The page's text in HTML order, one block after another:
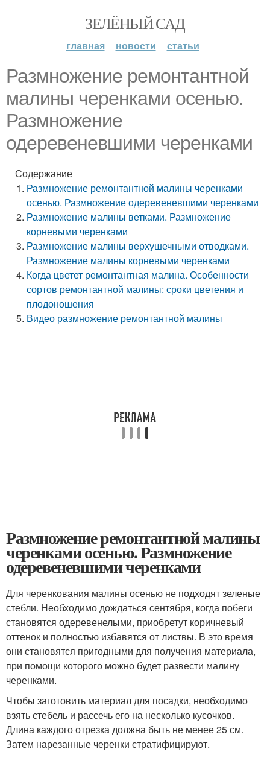
ЗЕЛЁНЫЙ САД
главная новости статьи
Размножение ремонтантной
малины черенками осенью.
Размножение
одеревеневшими черенками
Содержание
Размножение ремонтантной малины черенками
осенью. Размножение одеревеневшими черенками
Размножение малины ветками. Размножение
корневыми черенками
Размножение малины верхушечными отводками.
Размножение малины корневыми черенками
Когда цветет ремонтантная малина. Особенности
сортов ремонтантной малины: сроки цветения и
плодоношения
Видео размножение ремонтантной малины
Размножение ремонтантной малины
черенками осенью. Размножение
одеревеневшими черенками
Для черенкования малины осенью не подходят зеленые
стебли. Необходимо дождаться сентября, когда побеги
становятся одеревенелыми, приобретут коричневый
оттенок и полностью избавятся от листвы. В это время
они становятся пригодными для получения материала,
при помощи которого можно будет развести малину
черенками.
Чтобы заготовить материал для посадки, необходимо
взять стебель и рассечь его на несколько кусочков.
Длина каждого отрезка должна быть не менее 25 см.
Затем нарезанные черенки стратифицируют.